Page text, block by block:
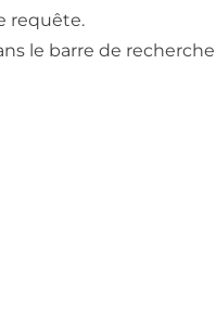
requête.
le barre de